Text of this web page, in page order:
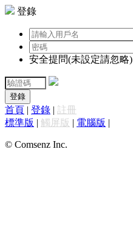
登錄
安全提問(未設定請忽略)
登錄
首頁 | 登錄 | 註冊
標準版 | 觸屏版 | 電腦版 |
© Comsenz Inc.